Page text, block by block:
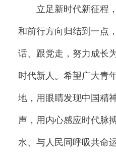
立足新时代新征程，
和前行方向归结到一点
话、跟党走，努力成长
时代新人。希望广大青
地，用眼睛发现中国精
声，用内心感应时代脉
水、与人民同呼吸共命